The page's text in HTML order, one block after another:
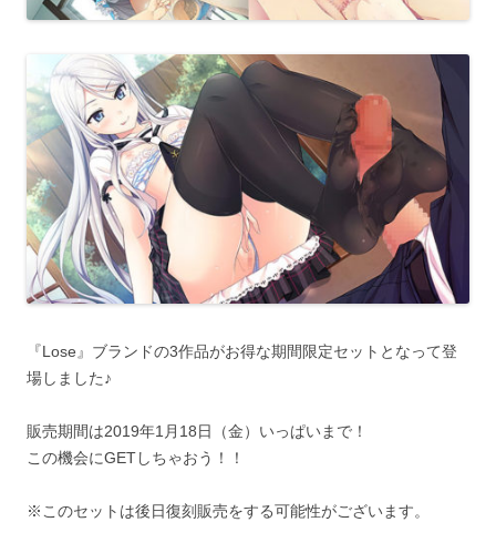
『Lose』ブランドの3作品がお得な期間限定セットとなって登
場しました♪
販売期間は2019年1月18日（金）いっぱいまで！
この機会にGETしちゃおう！！
※このセットは後日復刻販売をする可能性がございます。